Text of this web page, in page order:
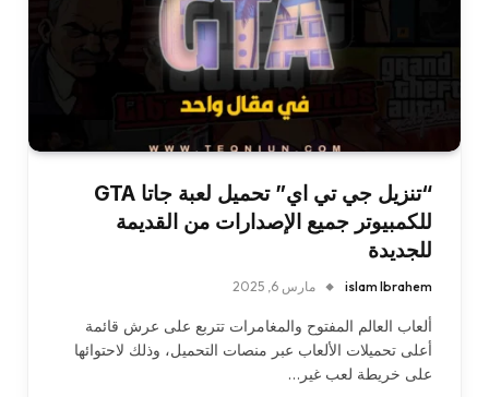
“تنزيل جي تي اي” تحميل لعبة جاتا GTA
للكمبيوتر جميع الإصدارات من القديمة
للجديدة
islam Ibrahem مارس 6, 2025
ألعاب العالم المفتوح والمغامرات تتربع على عرش قائمة
أعلى تحميلات الألعاب عبر منصات التحميل، وذلك لاحتوائها
على خريطة لعب غير…